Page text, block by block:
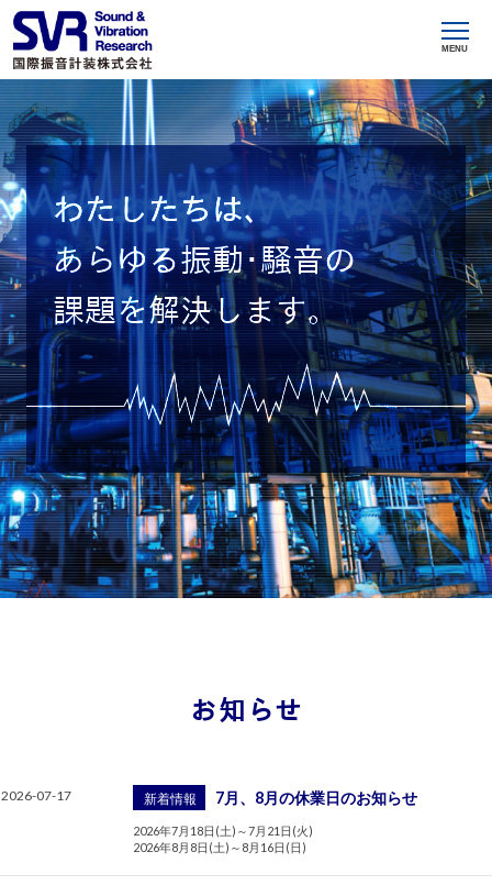
MENU
わたしたちは、
あらゆる振動･騒音の
課題を解決します。
お知らせ
2026-07-17 新着情報 7月、8月の休業日のお知らせ
2026年7月18日(土)～7月21日(火)
2026年8月8日(土)～8月16日(日)